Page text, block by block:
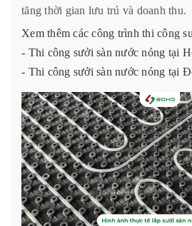
tăng thời gian lưu trú và doanh thu.
Xem thêm các công trình thi công
- Thi công sưởi sàn nước nóng tại
- Thi công sưởi sàn nước nóng tại